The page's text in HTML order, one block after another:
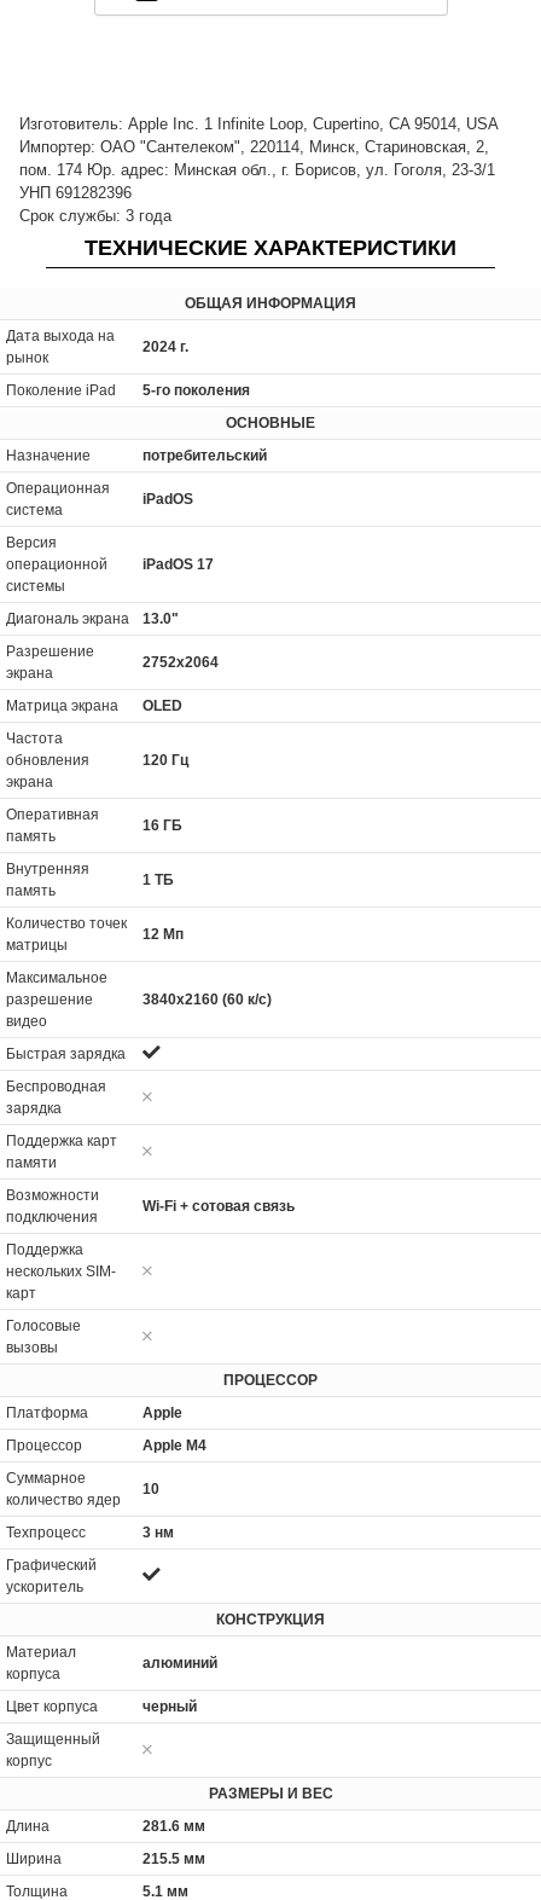
Изготовитель: Apple Inc. 1 Infinite Loop, Cupertino, CA 95014, USA
Импортер: ОАО "Сантелеком", 220114, Минск, Стариновская, 2,
пом. 174 Юр. адрес: Минская обл., г. Борисов, ул. Гоголя, 23-3/1
УНП 691282396
Срок службы: 3 года
ТЕХНИЧЕСКИЕ ХАРАКТЕРИСТИКИ
ОБЩАЯ ИНФОРМАЦИЯ
Дата выхода на
рынок
2024 г.
Поколение iPad
5-го поколения
ОСНОВНЫЕ
Назначение
потребительский
Операционная
система
iPadOS
Версия
операционной
системы
iPadOS 17
Диагональ экрана
13.0"
Разрешение
экрана
2752x2064
Матрица экрана
OLED
Частота
обновления
экрана
120 Гц
Оперативная
память
16 ГБ
Внутренняя
память
1 ТБ
Количество точек
матрицы
12 Мп
Максимальное
разрешение
видео
3840x2160 (60 к/с)
Быстрая зарядка
Беспроводная
зарядка
Поддержка карт
памяти
Возможности
подключения
Wi-Fi + сотовая связь
Поддержка
нескольких SIM-
карт
Голосовые
вызовы
ПРОЦЕССОР
Платформа
Apple
Процессор
Apple M4
Суммарное
количество ядер
10
Техпроцесс
3 нм
Графический
ускоритель
КОНСТРУКЦИЯ
Материал
корпуса
алюминий
Цвет корпуса
черный
Защищенный
корпус
РАЗМЕРЫ И ВЕС
Длина
281.6 мм
Ширина
215.5 мм
Толщина
5.1 мм